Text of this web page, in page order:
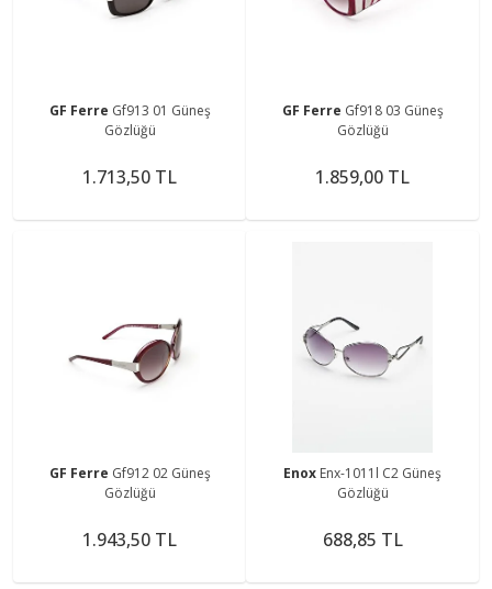
GF Ferre Gf913 01 Güneş
Gözlüğü
1.713,50 TL
GF Ferre Gf918 03 Güneş
Gözlüğü
1.859,00 TL
GF Ferre Gf912 02 Güneş
Gözlüğü
1.943,50 TL
Enox Enx-1011l C2 Güneş
Gözlüğü
688,85 TL